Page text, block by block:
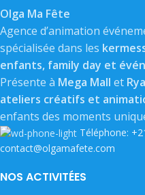
Olga Ma Fête
Agence d’animation
spécialisée dans les
enfants, family day et
Présente à Mega Mall et
ateliers créatifs et
enfants des moments
Téléphone:
contact@olgamafete.com
NOS ACTIVITÉES